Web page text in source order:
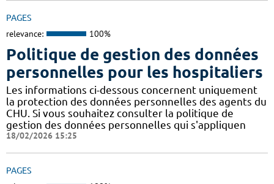
PAGES
relevance: 100%
Politique de gestion des données
personnelles pour les hospitaliers
Les informations ci-dessous concernent uniquement
la protection des données personnelles des agents du
CHU. Si vous souhaitez consulter la politique de
gestion des données personnelles qui s'appliquen
18/02/2026 15:25
PAGES